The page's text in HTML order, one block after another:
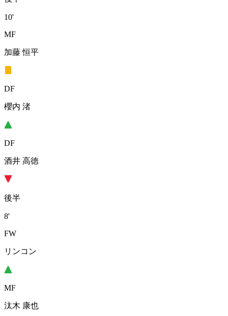
10'
MF
加藤 恒平
DF
櫻内 渚
DF
酒井 高徳
後半
8'
FW
リンコン
MF
汰木 康也